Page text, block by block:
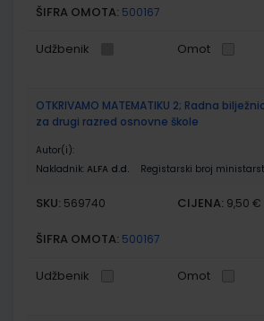
ŠIFRA OMOTA: 500167
Udžbenik Omot
OTKRIVAMO MATEMATIKU 2; Radna
za drugi razred osnovne škole
Autor(i):
Nakladnik: ALFA d.d. Registarski broj
SKU: 569740 CIJENA: 9,50 €
ŠIFRA OMOTA: 500167
Udžbenik Omot